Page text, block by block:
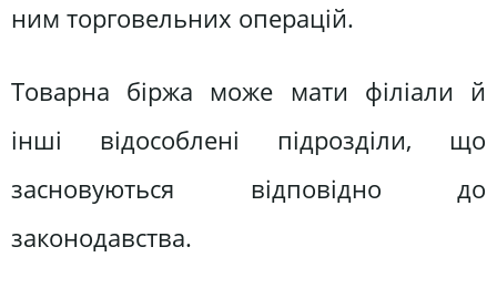
ним торговельних операцій.
Товарна біржа може мати філіали й
інші відособлені підрозділи, що
засновуються відповідно до
законодавства.